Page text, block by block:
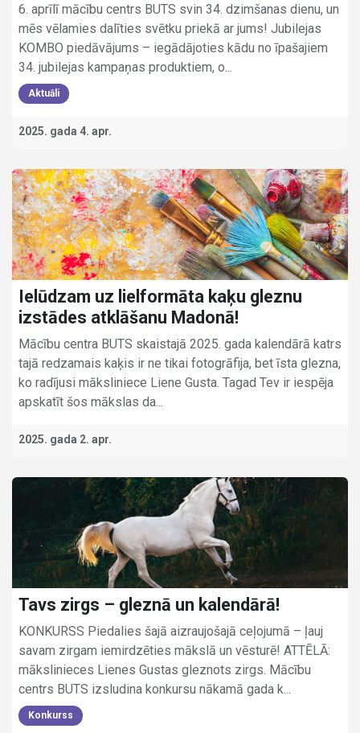
6. aprīlī mācību centrs BUTS svin 34. dzimšanas dienu, un
mēs vēlamies dalīties svētku priekā ar jums! Jubilejas
KOMBO piedāvājums – iegādājoties kādu no īpašajiem
34. jubilejas kampaņas produktiem, o...
Aktuāli
2025. gada 4. apr.
Ielūdzam uz lielformāta kaķu gleznu
izstādes atklāšanu Madonā!
Mācību centra BUTS skaistajā 2025. gada kalendārā katrs
tajā redzamais kaķis ir ne tikai fotogrāfija, bet īsta glezna,
ko radījusi māksliniece Liene Gusta. Tagad Tev ir iespēja
apskatīt šos mākslas da...
2025. gada 2. apr.
Tavs zirgs – gleznā un kalendārā!
KONKURSS Piedalies šajā aizraujošajā ceļojumā – ļauj
savam zirgam iemirdzēties mākslā un vēsturē! ATTĒLĀ:
mākslinieces Lienes Gustas gleznots zirgs. Mācību
centrs BUTS izsludina konkursu nākamā gada k...
Konkurss